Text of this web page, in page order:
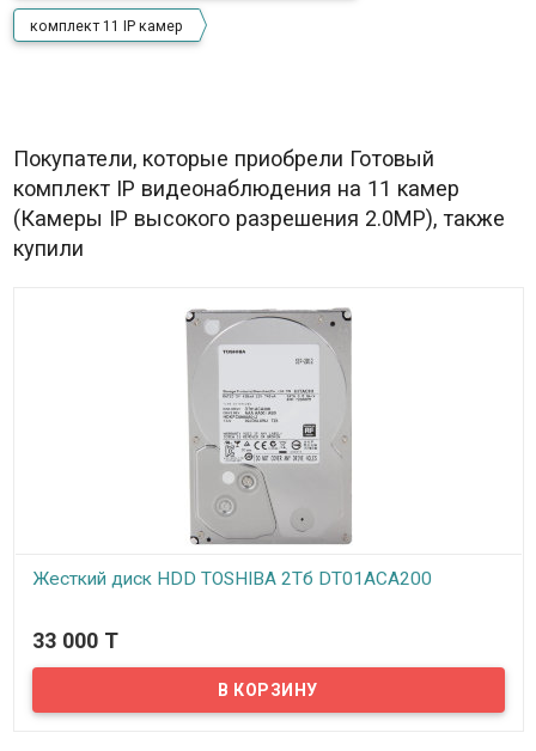
комплект 11 IP камер
Покупатели, которые приобрели Готовый
комплект IP видеонаблюдения на 11 камер
(Камеры IP высокого разрешения 2.0MP), также
купили
Жесткий диск HDD TOSHIBA 2Тб DT01ACA200
оптимизированные для использования в энергоэффективных
настольных компьютерах, видеорегистраторах, дисковых
формат (AF) и технологию усовершенствованного управления
33 000 T